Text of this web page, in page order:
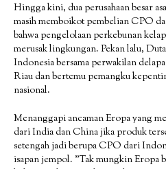
Hingga kini, dua perusahaan besar
masih memboikot pembelian CPO
bahwa pengelolaan perkebunan
merusak lingkungan. Pekan lalu,
Indonesia bersama perwakilan
Riau dan bertemu pemangku
nasional.
Menanggapi ancaman Eropa yang
dari India dan China jika produk
setengah jadi berupa CPO dari
isapan jempol. ”Tak mungkin Eropa